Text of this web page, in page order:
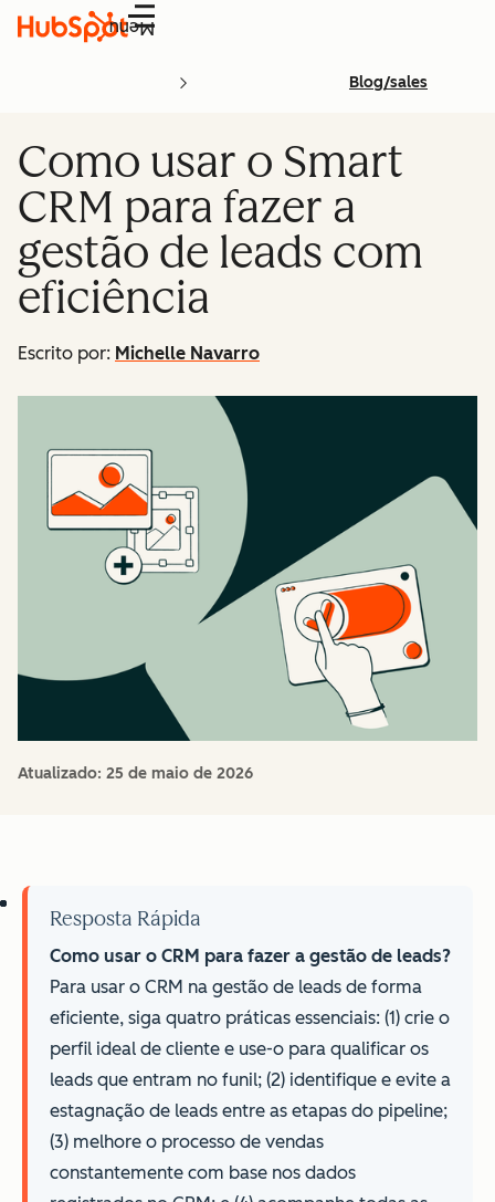
Menu
Blog/sales
Como usar o Smart
CRM para fazer a
gestão de leads com
eficiência
Escrito por: Michelle Navarro
Atualizado: 25 de maio de 2026
Resposta Rápida
Como usar o CRM para fazer a gestão de leads?
Para usar o CRM na gestão de leads de forma
eficiente, siga quatro práticas essenciais: (1) crie o
perfil ideal de cliente e use-o para qualificar os
leads que entram no funil; (2) identifique e evite a
estagnação de leads entre as etapas do pipeline;
(3) melhore o processo de vendas
constantemente com base nos dados